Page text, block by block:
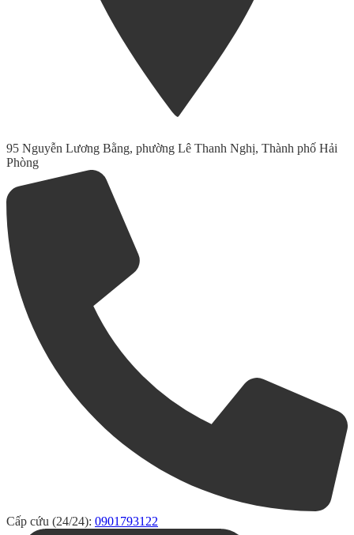
95 Nguyễn Lương Bằng, phường Lê Thanh Nghị, Thành phố Hải
Phòng
Cấp cứu (24/24): 0901793122